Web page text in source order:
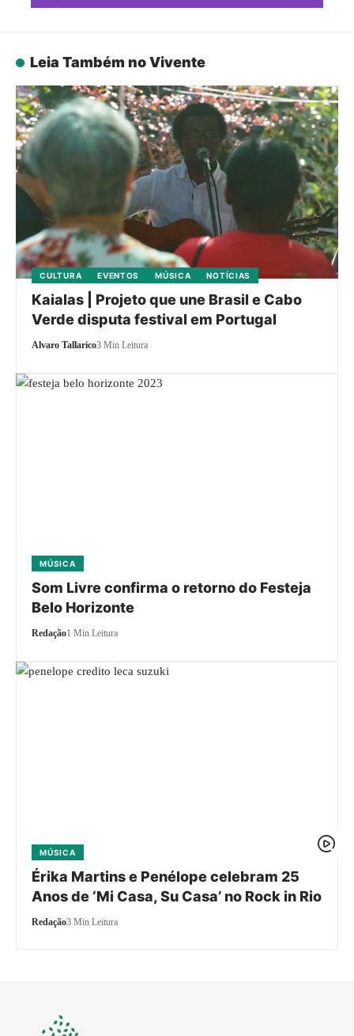
Leia Também no Vivente
CULTURA EVENTOS MÚSICA NOTÍCIAS
Kaialas | Projeto que une Brasil e Cabo
Verde disputa festival em Portugal
Alvaro Tallarico3 Min Leitura
MÚSICA
Som Livre confirma o retorno do Festeja
Belo Horizonte
Redação1 Min Leitura
MÚSICA
Érika Martins e Penélope celebram 25
Anos de ‘Mi Casa, Su Casa’ no Rock in Rio
Redação3 Min Leitura